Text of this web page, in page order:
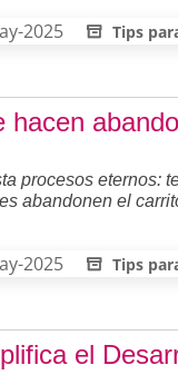
2025 Tips
hacen
procesos eternos:
abandonen el
2025 Tips
el